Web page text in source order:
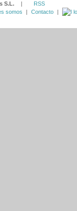
S.L. |
RSS
somos | Contacto |